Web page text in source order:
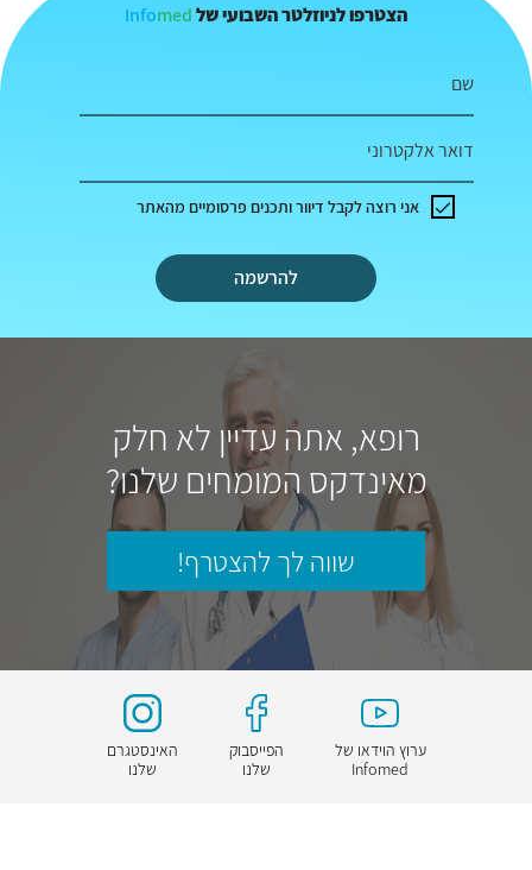
הצטרפו לניוזלטר השבועי של Infomed
שם
דואר אלקטרוני
להרשמה
אני רוצה לקבל דיוור ותכנים פרסומיים מהאתר
רופא, אתה עדיין לא חלק
מאינדקס המומחים שלנו?
שווה לך להצטרף!
ערוץ הוידאו של
Infomed
הפייסבוק
שלנו
האינסטגרם
שלנו